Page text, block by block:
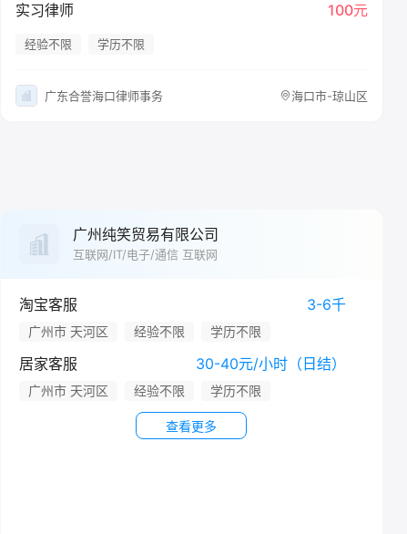
实习律师 100元
经验不限 学历不限
广东合誉海口律师事务 海口市-琼山区
广州纯笑贸易有限公司
互联网/IT/电子/通信 互联网
淘宝客服 3-6千
广州市 天河区 经验不限 学历不限
居家客服 30-40元/小时（日结）
广州市 天河区 经验不限 学历不限
查看更多